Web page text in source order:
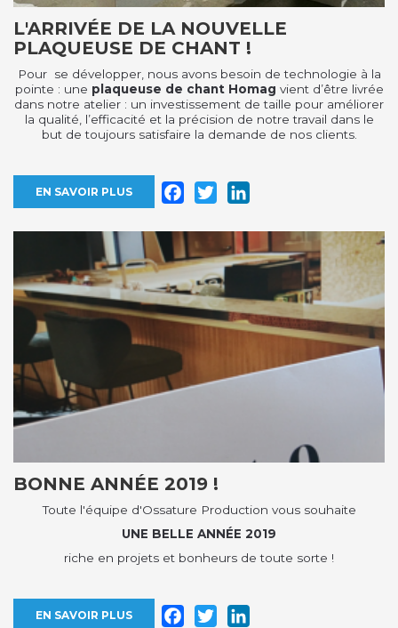
L'ARRIVÉE DE LA NOUVELLE
PLAQUEUSE DE CHANT !
Pour se développer, nous avons besoin de technologie à la
pointe : une plaqueuse de chant Homag vient d’être livrée
dans notre atelier : un investissement de taille pour améliorer
la qualité, l’efficacité et la précision de notre travail dans le
but de toujours satisfaire la demande de nos clients.
EN SAVOIR PLUS Facebook
Twitter
BONNE ANNÉE 2019 !
Toute l'équipe d'Ossature Production vous souhaite
UNE BELLE ANNÉE 2019
riche en projets et bonheurs de toute sorte !
EN SAVOIR PLUS Facebook
Twitter